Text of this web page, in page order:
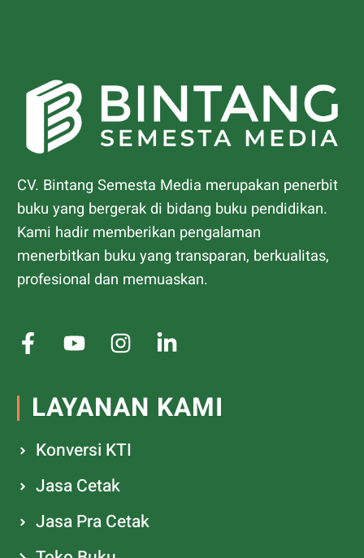
CV. Bintang Semesta Media merupakan penerbit
buku yang bergerak di bidang buku pendidikan.
Kami hadir memberikan pengalaman
menerbitkan buku yang transparan, berkualitas,
profesional dan memuaskan.
LAYANAN KAMI
Konversi KTI
Jasa Cetak
Jasa Pra Cetak